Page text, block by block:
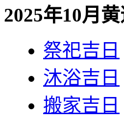
2025年10月
祭祀吉日
沐浴吉日
搬家吉日